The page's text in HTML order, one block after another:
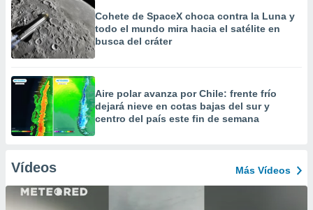
Cohete de SpaceX choca contra la Luna y
todo el mundo mira hacia el satélite en
busca del cráter
Aire polar avanza por Chile: frente frío
dejará nieve en cotas bajas del sur y
centro del país este fin de semana
Vídeos Más Vídeos